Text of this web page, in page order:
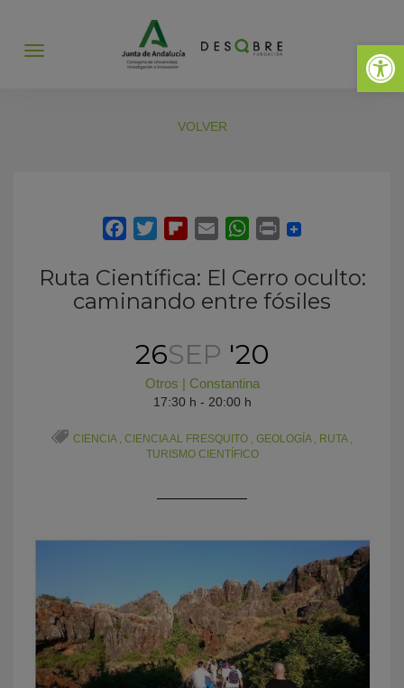
Abrir
Abrir
VOLVER
Ruta Científica: El Cerro oculto:
caminando entre fósiles
26SEP '20
Otros | Constantina
17:30 h - 20:00 h
CIENCIA, CIENCIA AL FRESQUITO , GEOLOGÍA, RUTA,
TURISMO CIENTÍFICO